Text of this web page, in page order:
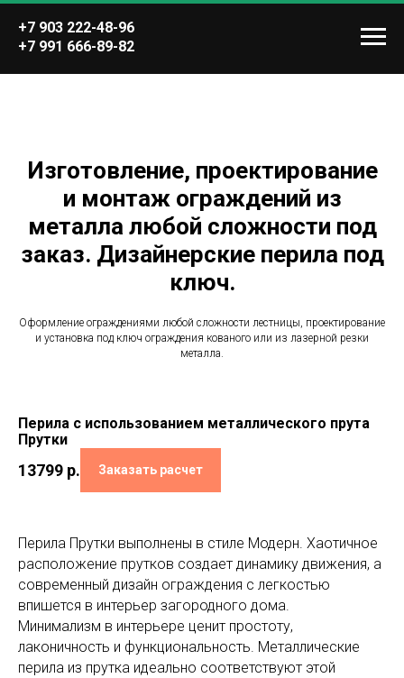
+7 903 222-48-96
+7 991 666-89-82
Изготовление, проектирование
и монтаж ограждений из
металла любой сложности под
заказ. Дизайнерские перила под
ключ.
Оформление ограждениями любой сложности лестницы, проектирование
и установка под ключ ограждения кованого или из лазерной резки
металла.
Перила с использованием металлического прута
Прутки
13799 р. Заказать расчет
Перила Прутки выполнены в стиле Модерн. Хаотичное
расположение прутков создает динамику движения, а
современный дизайн ограждения с легкостью
впишется в интерьер загородного дома.
Минимализм в интерьере ценит простоту,
лаконичность и функциональность. Металлические
перила из прутка идеально соответствуют этой